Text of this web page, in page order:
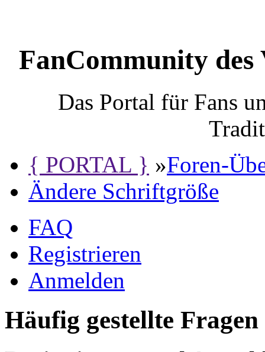
FanCommunity des
Das Portal für Fans
{ PORTAL } »Foren-
Ändere Schriftgröße
FAQ
Registrieren
Anmelden
Häufig gestellte Fragen